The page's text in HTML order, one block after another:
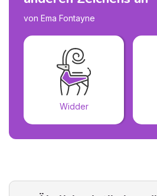
von Ema Fontayne
Widder